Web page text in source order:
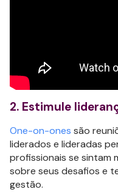
2. Estimule
One-on-ones são
liderados e lideradas
profissionais se sintam
sobre seus desafios e
gestão.